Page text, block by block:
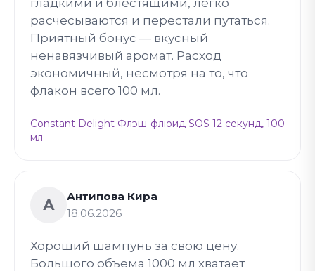
расчесываются и перестали путаться.
Приятный бонус — вкусный
ненавязчивый аромат. Расход
экономичный, несмотря на то, что
флакон всего 100 мл.
Constant Delight Флэш-флюид SOS 12 секунд, 100
мл
А
Антипова Кира
18.06.2026
Хороший шампунь за свою цену.
Большого объема 1000 мл хватает